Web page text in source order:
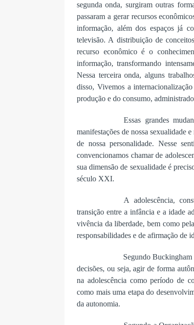
segunda onda, surgiram outras
passaram a gerar recursos
informação, além dos espaços já
televisão. A distribuição de
recurso econômico é o
informação, transformando
Nessa terceira onda, alguns
disso, Vivemos a
produção e do consumo,
Essas grandes
manifestações de nossa sexualidade
de nossa personalidade. Nesse
convencionamos chamar de
sua dimensão de sexualidade é
século XXI.
A adolescência,
transição entre a infância e a idade
vivência da liberdade, bem como
responsabilidades e de afirmação de
Segundo
decisões, ou seja, agir de forma
na adolescência como período de
como mais uma etapa do
da autonomia.